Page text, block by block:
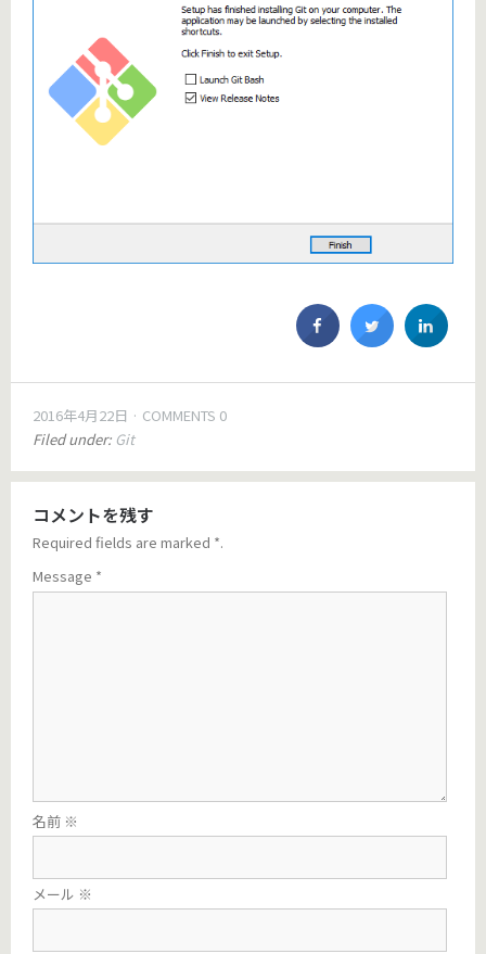
2016年4月22日
COMMENTS 0
Filed under: Git
コメントを残す
Required fields are marked *.
Message *
名前 ※
メール ※